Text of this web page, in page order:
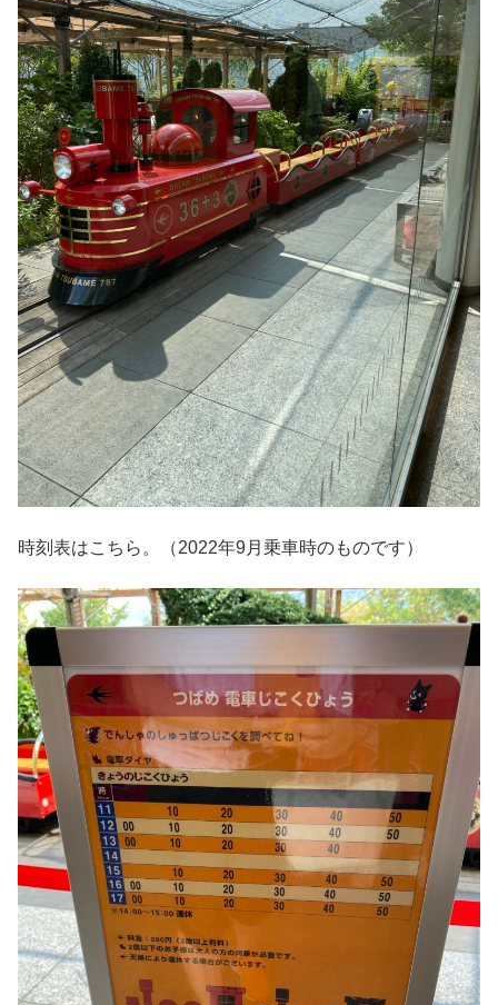
時刻表はこちら。（2022年9月乗車時のものです）